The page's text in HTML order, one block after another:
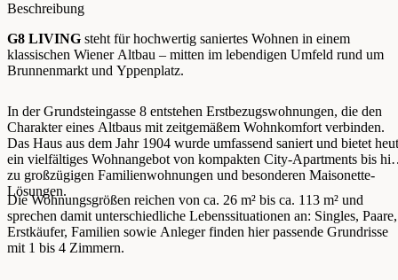
Beschreibung
G8 LIVING steht für hochwertig saniertes Wohnen in einem
klassischen Wiener Altbau – mitten im lebendigen Umfeld rund um
Brunnenmarkt und Yppenplatz.
In der Grundsteingasse 8 entstehen Erstbezugswohnungen, die den
Charakter eines Altbaus mit zeitgemäßem Wohnkomfort verbinden.
Das Haus aus dem Jahr 1904 wurde umfassend saniert und bietet
ein vielfältiges Wohnangebot von kompakten City-Apartments bis hin
zu großzügigen Familienwohnungen und besonderen Maisonette-
Lösungen.
Die Wohnungsgrößen reichen von ca. 26 m² bis ca. 113 m² und
sprechen damit unterschiedliche Lebenssituationen an: Singles, Paare,
Erstkäufer, Familien sowie Anleger finden hier passende Grundrisse
mit 1 bis 4 Zimmern.